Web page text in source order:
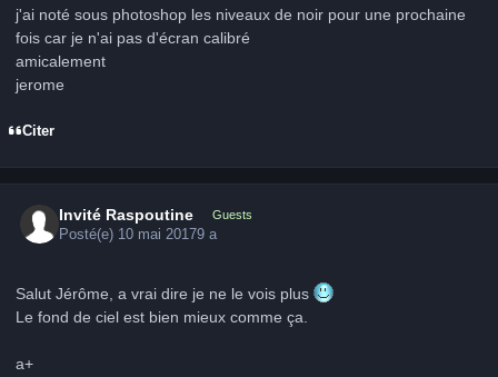
j'ai noté sous photoshop les niveaux de noir pour une prochaine
fois car je n'ai pas d'écran calibré
amicalement
jerome
Citer
Invité Raspoutine Guests
Posté(e) 10 mai 20179 a
Salut Jérôme, a vrai dire je ne le vois plus
Le fond de ciel est bien mieux comme ça.
a+